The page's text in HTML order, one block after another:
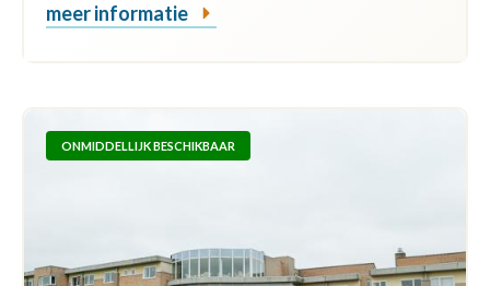
meer informatie
ONMIDDELLIJK BESCHIKBAAR